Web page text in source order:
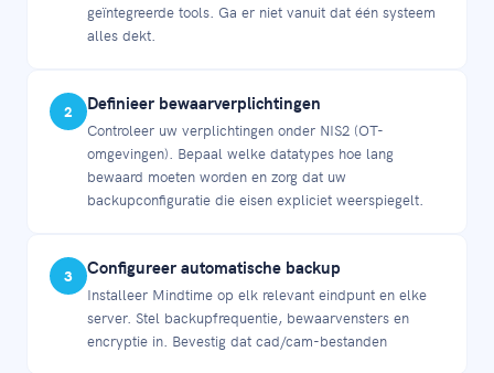
geïntegreerde tools. Ga er niet vanuit dat één systeem
alles dekt.
2 Definieer bewaarverplichtingen
Controleer uw verplichtingen onder NIS2 (OT-
omgevingen). Bepaal welke datatypes hoe lang
bewaard moeten worden en zorg dat uw
backupconfiguratie die eisen expliciet weerspiegelt.
3 Configureer automatische backup
Installeer Mindtime op elk relevant eindpunt en elke
server. Stel backupfrequentie, bewaarvensters en
encryptie in. Bevestig dat cad/cam-bestanden